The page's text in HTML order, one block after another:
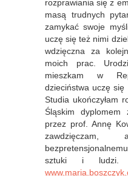
rozprawiania się z
masą trudnych
zamykać swoje
uczę się też nimi
wdzięczna za
moich prac.
mieszkam w
dzieciństwa uczę się
Studia ukończyłam
Śląskim dyplomem
przez prof. Annę
sztuki i